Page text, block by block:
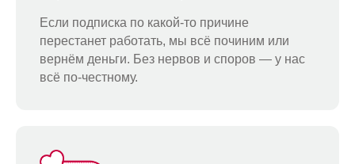
Если подписка по какой-то причине
перестанет работать, мы всё починим или
вернём деньги. Без нервов и споров — у нас
всё по-честному.